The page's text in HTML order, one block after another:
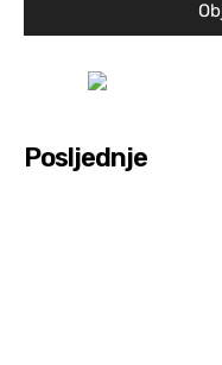
Posljednje